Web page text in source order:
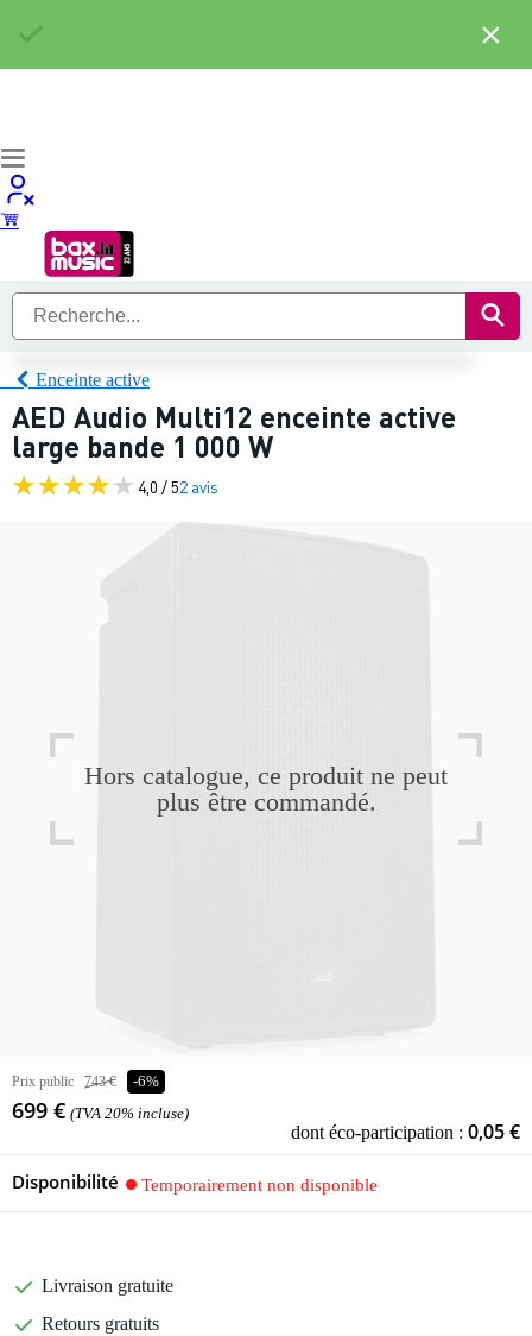
Enceinte active
AED Audio Multi12 enceinte active
large bande 1 000 W
4,0 / 52 avis
Hors catalogue, ce produit ne peut
plus être commandé.
Prix public 743 € -6%
699 € (TVA 20% incluse)
dont éco-participation : 0,05 €
Disponibilité Temporairement non disponible
Livraison gratuite
Retours gratuits
×